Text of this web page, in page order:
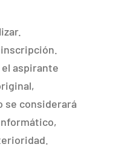
aspirante
se considerará